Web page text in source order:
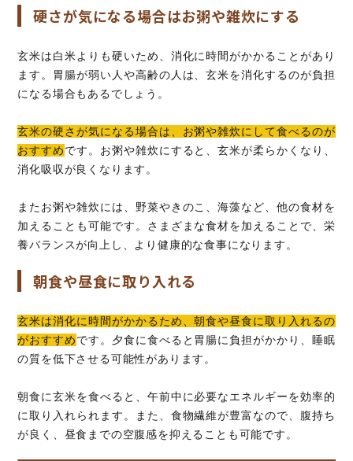
硬さが気になる場合はお粥や雑炊にする
玄米は白米よりも硬いため、消化に時間がかかることがあり
ます。胃腸が弱い人や高齢の人は、玄米を消化するのが負担
になる場合もあるでしょう。
玄米の硬さが気になる場合は、お粥や雑炊にして食べるのが
おすすめです。お粥や雑炊にすると、玄米が柔らかくなり、
消化吸収が良くなります。
またお粥や雑炊には、野菜やきのこ、海藻など、他の食材を
加えることも可能です。さまざまな食材を加えることで、栄
養バランスが向上し、より健康的な食事になります。
朝食や昼食に取り入れる
玄米は消化に時間がかかるため、朝食や昼食に取り入れるの
がおすすめです。夕食に食べると胃腸に負担がかかり、睡眠
の質を低下させる可能性があります。
朝食に玄米を食べると、午前中に必要なエネルギーを効率的
に取り入れられます。また、食物繊維が豊富なので、腹持ち
が良く、昼食までの空腹感を抑えることも可能です。